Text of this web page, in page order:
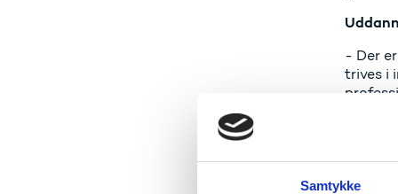
Samtykke
- Der
trives i
kunne
og